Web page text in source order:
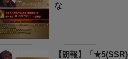
な
【朗報】「